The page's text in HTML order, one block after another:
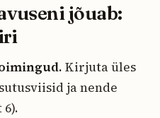
jõuab:
Kirjuta üles
ja nende